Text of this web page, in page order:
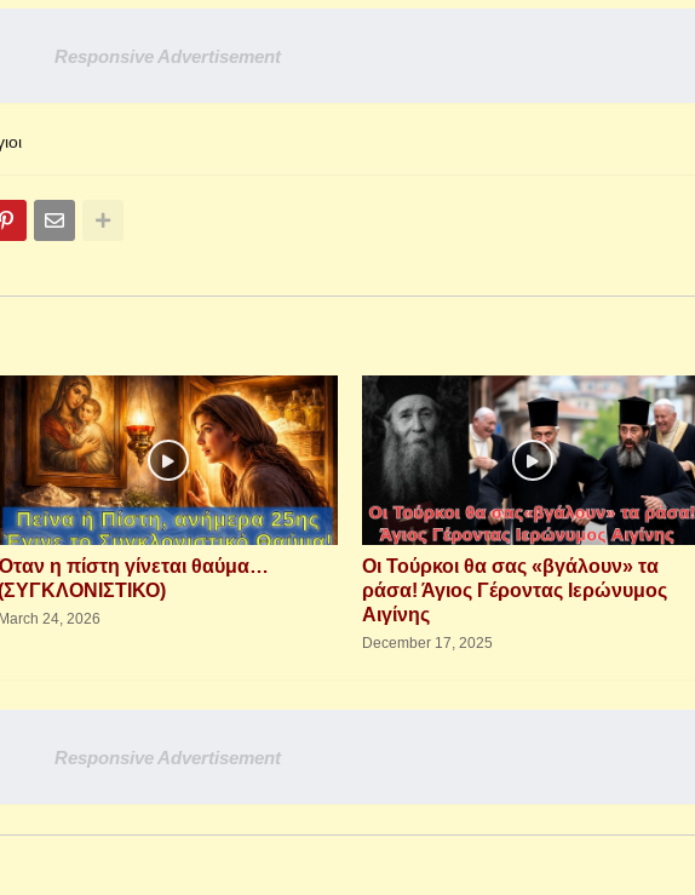
Responsive Advertisement
η πίστη γίνεται θαύμα…
March 24, 2026
Οι Τούρκοι θα σας «βγάλουν» τα
ράσα! Άγιος Γέροντας Ιερώνυμος
Αιγίνης
December 17, 2025
Responsive Advertisement